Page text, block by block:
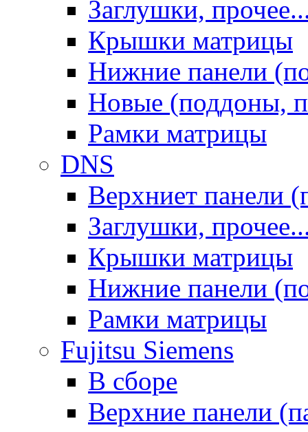
Заглушки,
Крышки матрицы
Нижние панели
Новые (поддоны,
Рамки матрицы
DNS
Верхниет панели
Заглушки,
Крышки матрицы
Нижние панели
Рамки матрицы
Fujitsu Siemens
В сборе
Верхние панели